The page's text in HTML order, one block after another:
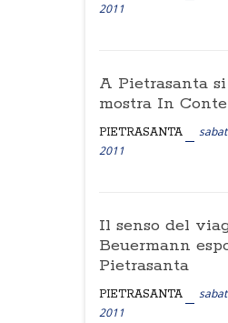
2011
A Pietrasanta
mostra In
PIETRASANTA
2011
Il senso del
Beuermann
Pietrasanta
PIETRASANTA
2011